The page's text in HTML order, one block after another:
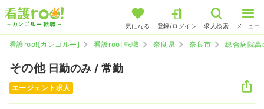
気になる 登録/ログイン 求人検索 メニュー
看護roo![カンゴルー] 看護roo! 転職 奈良県 奈良市 総合病院
その他日勤のみ / 常勤
エージェント求人